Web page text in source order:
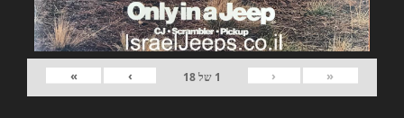
«
‹
1 של18
›
»